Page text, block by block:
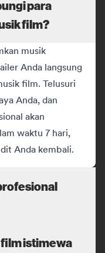
para
film?
musik
Anda langsung
film. Telusuri
Anda, dan
akan
waktu 7 hari,
Anda kembali.
istimewa